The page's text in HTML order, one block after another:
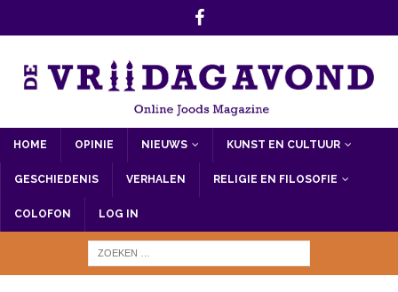
HOME OPINIE NIEUWS KUNST EN CULTUUR
GESCHIEDENIS VERHALEN RELIGIE EN FILOSOFIE
COLOFON LOG IN